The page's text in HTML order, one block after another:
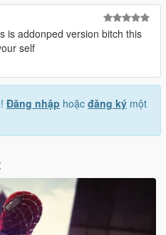
is addonped version bitch this
self
Đăng nhập hoặc đăng ký một